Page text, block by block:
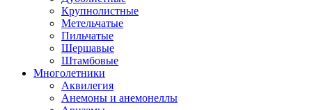
Крупнолистные
Метельчатые
Пильчатые
Шершавые
Штамбовые
Многолетники
Аквилегия
Анемоны и анемонеллы